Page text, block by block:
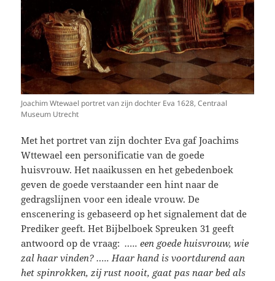
Joachim Wtewael portret van zijn dochter Eva 1628, Centraal
Museum Utrecht
Met het portret van zijn dochter Eva gaf Joachims
Wttewael een personificatie van de goede
huisvrouw. Het naaikussen en het gebedenboek
geven de goede verstaander een hint naar de
gedragslijnen voor een ideale vrouw. De
enscenering is gebaseerd op het signalement dat de
Prediker geeft. Het Bijbelboek Spreuken 31 geeft
antwoord op de vraag:….. een goede huisvrouw, wie
zal haar vinden? ….. Haar hand is voortdurend aan
het spinrokken, zij rust nooit, gaat pas naar bed als